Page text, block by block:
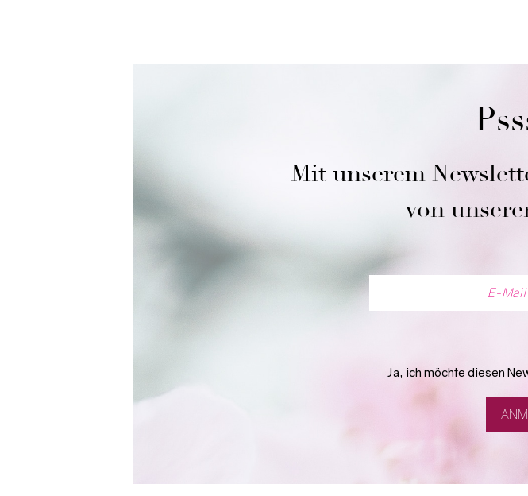
Mit unserem
von
Ja, ich möchte diesen